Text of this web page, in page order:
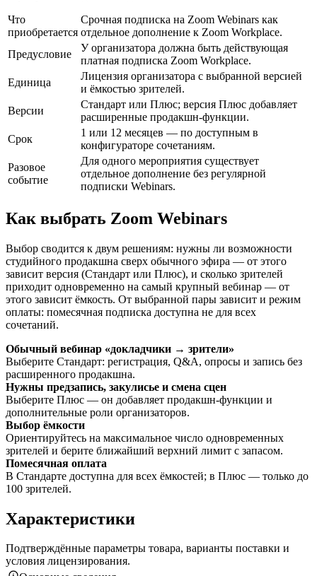
Что
приобретается
Срочная подписка на Zoom Webinars как
отдельное дополнение к Zoom Workplace.
Предусловие
У организатора должна быть действующая
платная подписка Zoom Workplace.
Единица
Лицензия организатора с выбранной версией
и ёмкостью зрителей.
Версии
Стандарт или Плюс; версия Плюс добавляет
расширенные продакшн-функции.
Срок
1 или 12 месяцев — по доступным в
конфигураторе сочетаниям.
Разовое
событие
Для одного мероприятия существует
отдельное дополнение без регулярной
подписки Webinars.
Как выбрать Zoom Webinars
Выбор сводится к двум решениям: нужны ли возможности
студийного продакшна сверх обычного эфира — от этого
зависит версия (Стандарт или Плюс), и сколько зрителей
приходит одновременно на самый крупный вебинар — от
этого зависит ёмкость. От выбранной пары зависит и режим
оплаты: помесячная подписка доступна не для всех
сочетаний.
Обычный вебинар «докладчики → зрители»
Выберите Стандарт: регистрация, Q&A, опросы и запись без
расширенного продакшна.
Нужны предзапись, закулисье и смена сцен
Выберите Плюс — он добавляет продакшн-функции и
дополнительные роли организаторов.
Выбор ёмкости
Ориентируйтесь на максимальное число одновременных
зрителей и берите ближайший верхний лимит с запасом.
Помесячная оплата
В Стандарте доступна для всех ёмкостей; в Плюс — только до
100 зрителей.
Характеристики
Подтверждённые параметры товара, варианты поставки и
условия лицензирования.